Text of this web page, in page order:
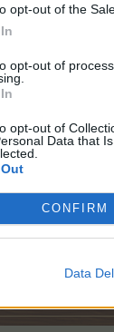
opt-out of the
opt-out of
opt-out of
Data that
CONFIRM
Data